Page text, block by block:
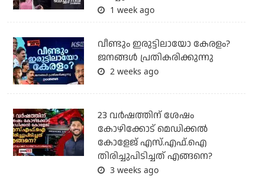
1 week ago
വീണ്ടും ഇരുട്ടിലായോ കേരളം?
ജനങ്ങൾ പ്രതികരിക്കുന്നു
2 weeks ago
23 വർഷത്തിന് ശേഷം
കോഴിക്കോട് മെഡിക്കൽ
കോളേജ് എസ്.എഫ്.ഐ
തിരിച്ചുപിടിച്ചത് എങ്ങനെ?
3 weeks ago